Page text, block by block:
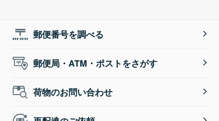
郵便番号を調べる
郵便局・ATM・ポストをさがす
荷物のお問い合わせ